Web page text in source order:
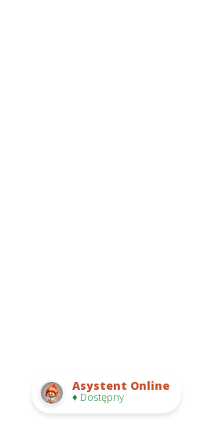
Asystent Online
♦ Dostępny